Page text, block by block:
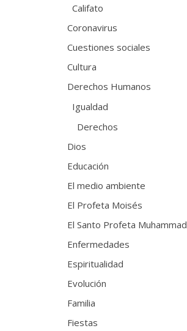
Califato
Coronavirus
Cuestiones sociales
Cultura
Derechos Humanos
Igualdad
Derechos
Dios
Educación
El medio ambiente
El Profeta Moisés
El Santo Profeta Muhammad
Enfermedades
Espiritualidad
Evolución
Familia
Fiestas